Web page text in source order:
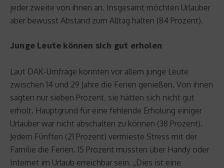
jeder zweite von ihnen an. Insgesamt möchten Urlauber
aber bewusst Abstand zum Alltag halten (84 Prozent).
Junge Leute können sich gut erholen
Laut DAK-Umfrage konnten vor allem junge Leute
zwischen 14 und 29 Jahre die Ferien genießen. Von ihnen
sagten nur sieben Prozent, sie hätten sich nicht gut
erholt. Hauptgrund für eine fehlende Erholung einiger
Urlauber war nicht abschalten zu können (38 Prozent).
Jedem Fünften (21 Prozent) vermieste Stress mit der
Familie die Ferien. 15 Prozent mussten über Handy oder
Internet im Urlaub erreichbar sein. „Dies ist eine